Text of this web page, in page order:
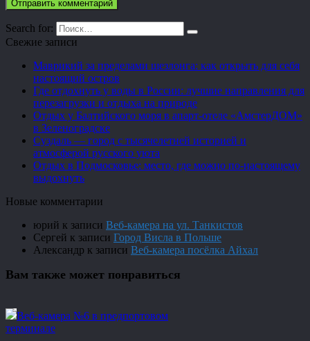
Search for:
Свежие записи
Маврикий за пределами шезлонга: как открыть для себя
настоящий остров
Где отдохнуть у воды в России: лучшие направления для
перезагрузки и отдыха на природе
Отдых у Балтийского моря в апарт-отеле «АмстерДОМ»
в Зеленоградске
Суздаль — город с тысячелетней историей и
атмосферой русского уюта
Отдых в Подмосковье: место, где можно по-настоящему
выдохнуть
Новые комментарии
юрий к записи Веб-камера на ул. Танкистов
Сергей к записи Город Висла в Польше
Александр к записи Веб-камера посёлка Айхал
Вам также может понравиться
Веб-камера №6 в предпортовом
терминале